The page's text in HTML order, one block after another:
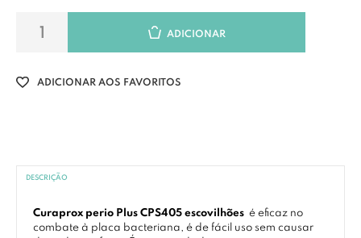
ADICIONAR
ADICIONAR AOS FAVORITOS
DESCRIÇÃO
Curaprox perio Plus CPS405 escovilhões é eficaz no
combate à placa bacteriana, é de fácil uso sem causar